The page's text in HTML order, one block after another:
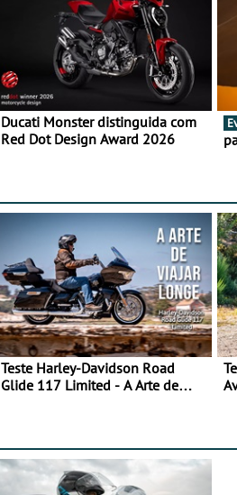
Ducati Monster distinguida com
Red Dot Design Award 2026
Teste Harley-Davidson Road
Glide 117 Limited - A Arte de